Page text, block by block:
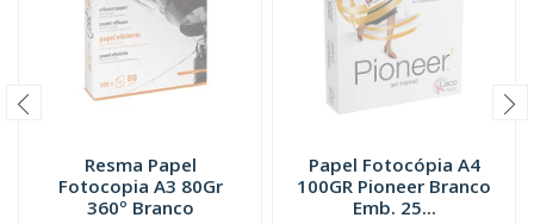
Resma Papel
Fotocopia A3 80Gr
360º Branco
Papel Fotocópia A4
100GR Pioneer Branco
Emb. 25...